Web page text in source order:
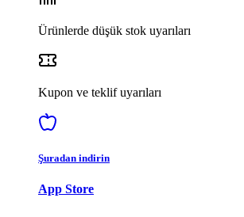
Ürünlerde düşük stok uyarıları
Kupon ve teklif uyarıları
Şuradan indirin
App Store